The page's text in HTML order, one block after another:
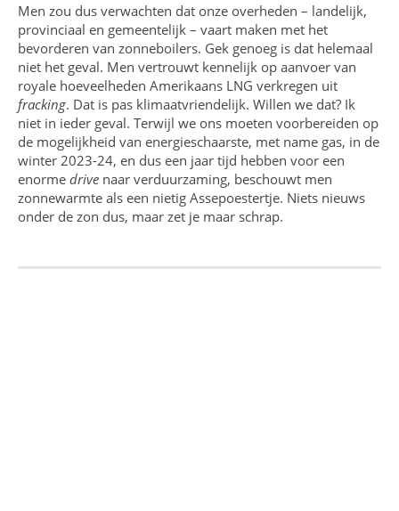
Men zou dus verwachten dat onze overheden – landelijk,
provinciaal en gemeentelijk – vaart maken met het
bevorderen van zonneboilers. Gek genoeg is dat helemaal
niet het geval. Men vertrouwt kennelijk op aanvoer van
royale hoeveelheden Amerikaans LNG verkregen uit
fracking. Dat is pas klimaatvriendelijk. Willen we dat? Ik
niet in ieder geval. Terwijl we ons moeten voorbereiden op
de mogelijkheid van energieschaarste, met name gas, in de
winter 2023-24, en dus een jaar tijd hebben voor een
enorme drive naar verduurzaming, beschouwt men
zonnewarmte als een nietig Assepoestertje. Niets nieuws
onder de zon dus, maar zet je maar schrap.